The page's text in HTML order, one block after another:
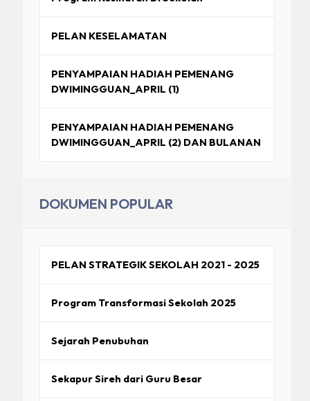
PELAN KESELAMATAN
PENYAMPAIAN HADIAH PEMENANG
DWIMINGGUAN_APRIL (1)
PENYAMPAIAN HADIAH PEMENANG
DWIMINGGUAN_APRIL (2) DAN BULANAN
DOKUMEN POPULAR
PELAN STRATEGIK SEKOLAH 2021 - 2025
Program Transformasi Sekolah 2025
Sejarah Penubuhan
Sekapur Sireh dari Guru Besar